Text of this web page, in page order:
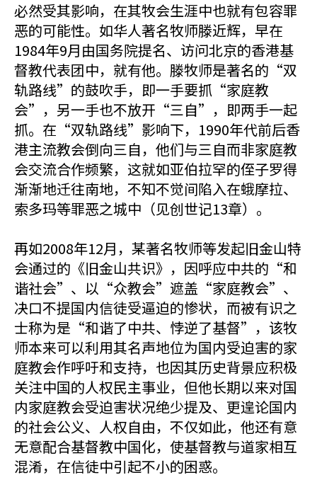
必然受其影响，在其牧会生涯中也就有包容罪
恶的可能性。如华人著名牧师滕近辉，早在
1984年9月由国务院提名、访问北京的香港基
督教代表团中，就有他。滕牧师是著名的“双
轨路线”的鼓吹手，即一手要抓“家庭教
会”，另一手也不放开“三自”，即两手一起
抓。在“双轨路线”影响下，1990年代前后香
港主流教会倒向三自，他们与三自而非家庭教
会交流合作频繁，这就如亚伯拉罕的侄子罗得
渐渐地迁往南地，不知不觉间陷入在蛾摩拉、
索多玛等罪恶之城中（见创世记13章）。
再如2008年12月，某著名牧师等发起旧金山特
会通过的《旧金山共识》，因呼应中共的“和
谐社会”、以“众教会”遮盖“家庭教会”、
决口不提国内信徒受逼迫的惨状，而被有识之
士称为是“和谐了中共、悖逆了基督”，该牧
师本来可以利用其名声地位为国内受迫害的家
庭教会作呼吁和支持，也因其历史背景应积极
关注中国的人权民主事业，但他长期以来对国
内家庭教会受迫害状况绝少提及、更遑论国内
的社会公义、人权自由，不仅如此，他还有意
无意配合基督教中国化，使基督教与道家相互
混淆，在信徒中引起不小的困惑。